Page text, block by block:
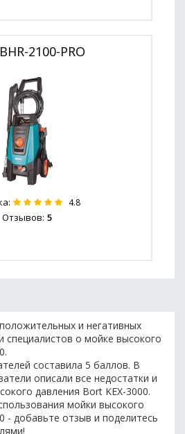
2100-PRO
4.8
Отзывов: 5
и негативных
специалистов о мойке высокого
составила 5 баллов. В
описали все недостатки и
давления Bort KEX-3000.
мойки высокого
- добавьте отзыв и поделитесь